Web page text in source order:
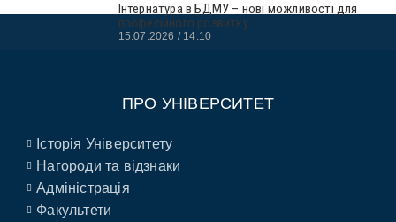
Інтернатура в БДМУ – нові можливості для
професійного розвитку
15.07.2026 14:10
ПРО УНІВЕРСИТЕТ
Історія Університету
Нагороди та відзнаки
Адміністрація
Факультети